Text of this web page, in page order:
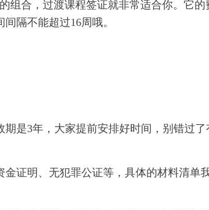
组合，过渡课程签证就非常适合你。它的
隔不能超过16周哦。
是3年，大家提前安排好时间，别错过了
证明、无犯罪公证等，具体的材料清单